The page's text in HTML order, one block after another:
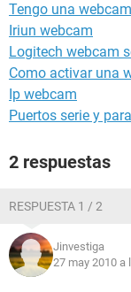
Tengo una
Iriun webcam
Logitech webcam
Como activar una
Ip webcam
Puertos serie y
2 respuestas
RESPUESTA 1 / 2
Jinvestiga
27 may 2010 a